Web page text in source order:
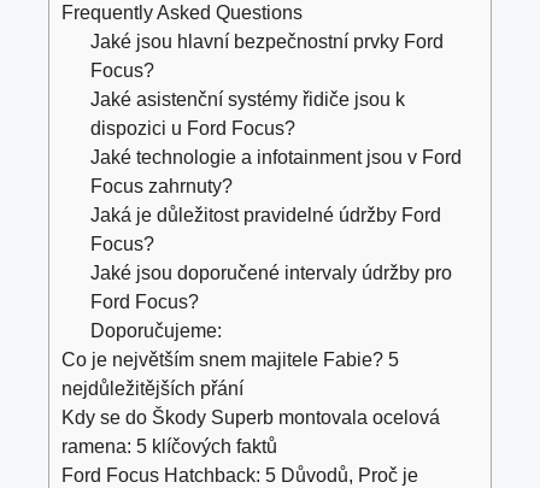
Frequently Asked Questions
Jaké jsou hlavní bezpečnostní prvky Ford
Focus?
Jaké asistenční systémy řidiče jsou k
dispozici u Ford Focus?
Jaké technologie a infotainment jsou v Ford
Focus zahrnuty?
Jaká je důležitost pravidelné údržby Ford
Focus?
Jaké jsou doporučené intervaly údržby pro
Ford Focus?
Doporučujeme:
Co je největším snem majitele Fabie? 5
nejdůležitějších přání
Kdy se do Škody Superb montovala ocelová
ramena: 5 klíčových faktů
Ford Focus Hatchback: 5 Důvodů, Proč je